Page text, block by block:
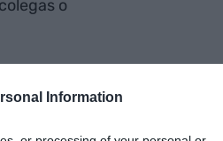
Information
o